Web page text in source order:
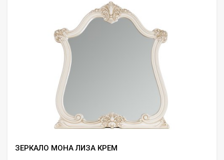
ЗЕРКАЛО МОНА ЛИЗА КРЕМ